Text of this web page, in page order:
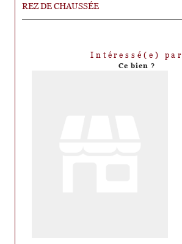
REZ DE CHAUSSÉE
Intéressé(e) par
Ce bien ?